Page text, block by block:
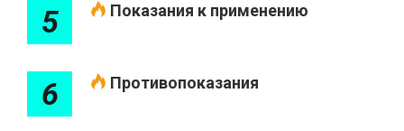
5 Показания к применению
6 Противопоказания